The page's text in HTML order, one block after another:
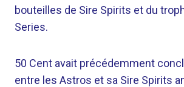
bouteilles de Sire Spirits et du
Series.
50 Cent avait précédemment
entre les Astros et sa Sire Spirits